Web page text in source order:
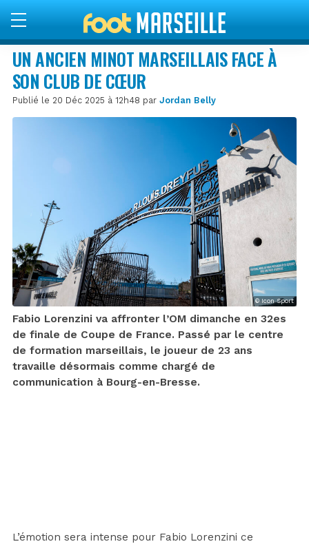
UN ANCIEN MINOT MARSEILLAIS FACE À
SON CLUB DE CŒUR
Publié le 20 Déc 2025 à 12h48 par Jordan Belly
© Icon Sport
Fabio Lorenzini va affronter l’OM dimanche en 32es
de finale de Coupe de France. Passé par le centre
de formation marseillais, le joueur de 23 ans
travaille désormais comme chargé de
communication à Bourg-en-Bresse.
L’émotion sera intense pour Fabio Lorenzini ce